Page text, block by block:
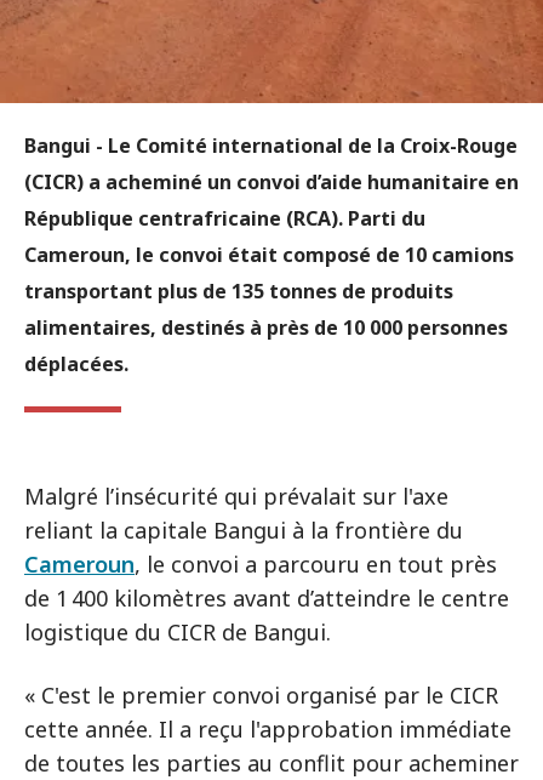
Bangui - Le Comité international de la Croix-Rouge
(CICR) a acheminé un convoi d’aide humanitaire en
République centrafricaine (RCA). Parti du
Cameroun, le convoi était composé de 10 camions
transportant plus de 135 tonnes de produits
alimentaires, destinés à près de 10 000 personnes
déplacées.
Malgré l’insécurité qui prévalait sur l'axe
reliant la capitale Bangui à la frontière du
Cameroun, le convoi a parcouru en tout près
de 1 400 kilomètres avant d’atteindre le centre
logistique du CICR de Bangui.
« C'est le premier convoi organisé par le CICR
cette année. Il a reçu l'approbation immédiate
de toutes les parties au conflit pour acheminer